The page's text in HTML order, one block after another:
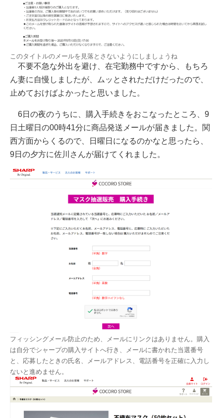
このタイトルのメールを見落とさないようにしましょうね
不要不急な外出を避け、在宅勤務中ですから、もちろ
ん妻に自慢しましたが、ムッとされただけだったので、
止めておけばよかったと思いました。
6日の夜のうちに、購入手続きをおこなったところ、9
日土曜日の00時41分に商品発送メールが届きました。関
西方面からくるので、日曜日になるのかなと思ったら、
9日の夕方に佐川さんが届けてくれました。
フィッシングメール防止のため、メールにリンクはありません。購入
は自分でシャープの購入サイトへ行き、メールに書かれた当選番号
と、応募したときの氏名、メールアドレス、電話番号を正確に入力し
ないと進めません。